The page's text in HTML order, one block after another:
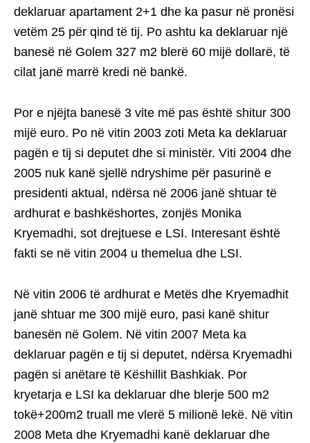
deklaruar apartament 2+1 dhe ka pasur në pronësi
vetëm 25 për qind të tij. Po ashtu ka deklaruar një
banesë në Golem 327 m2 blerë 60 mijë dollarë, të
cilat janë marrë kredi në bankë.
Por e njëjta banesë 3 vite më pas është shitur 300
mijë euro. Po në vitin 2003 zoti Meta ka deklaruar
pagën e tij si deputet dhe si ministër. Viti 2004 dhe
2005 nuk kanë sjellë ndryshime për pasurinë e
presidenti aktual, ndërsa në 2006 janë shtuar të
ardhurat e bashkëshortes, zonjës Monika
Kryemadhi, sot drejtuese e LSI. Interesant është
fakti se në vitin 2004 u themelua dhe LSI.
Në vitin 2006 të ardhurat e Metës dhe Kryemadhit
janë shtuar me 300 mijë euro, pasi kanë shitur
banesën në Golem. Në vitin 2007 Meta ka
deklaruar pagën e tij si deputet, ndërsa Kryemadhi
pagën si anëtare të Këshillit Bashkiak. Por
kryetarja e LSI ka deklaruar dhe blerje 500 m2
tokë+200m2 truall me vlerë 5 milionë lekë. Në vitin
2008 Meta dhe Kryemadhi kanë deklaruar dhe